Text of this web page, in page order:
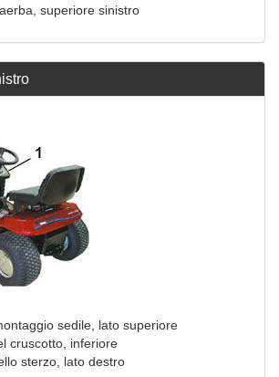
superiore sinistro
sedile, lato superiore
cruscotto, inferiore
sterzo, lato destro